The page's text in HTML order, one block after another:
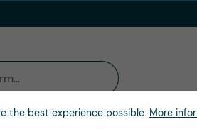
the best experience possible. More